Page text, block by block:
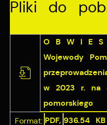
Pliki do
O B W I E
Wojewody
w 2023 r. na
pomorskiego
Format: PDF, 936.54 KB